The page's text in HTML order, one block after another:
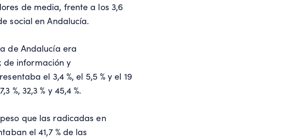
de media, frente a los 3,6
social en Andalucía.
de Andalucía era
de información y
el 3,4 %, el 5,5 % y el 19
%, 32,3 % y 45,4 %.
que las radicadas en
el 41,7 % de las